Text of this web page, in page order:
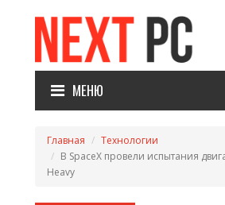
МЕНЮ
Главная
Технологии
В SpaceX провели испытания
Heavy